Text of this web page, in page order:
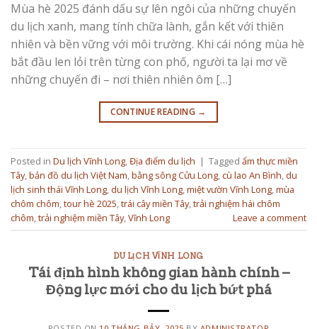
Mùa hè 2025 đánh dấu sự lên ngôi của những chuyến
du lịch xanh, mang tính chữa lành, gắn kết với thiên
nhiên và bền vững với môi trường. Khi cái nóng mùa hè
bắt đầu len lỏi trên từng con phố, người ta lại mơ về
những chuyến đi – nơi thiên nhiên ôm […]
CONTINUE READING →
Posted in Du lịch Vĩnh Long,Địa điểm du lịch | Tagged ẩm thực miền
Tây,bản đồ du lịch Việt Nam,bằng sông Cửu Long,cù lao An Bình, du
lịch sinh thái Vĩnh Long, du lịch Vĩnh Long,miệt vườn Vĩnh Long,mùa
chôm chôm,tour hè 2025,trái cây miền Tây,trải nghiệm hái chôm
chôm,trải nghiệm miền Tây,Vĩnh Long Leave a comment
DU LỊCH VĨNH LONG
Tái định hình không gian hành chính –
Động lực mới cho du lịch bứt phá